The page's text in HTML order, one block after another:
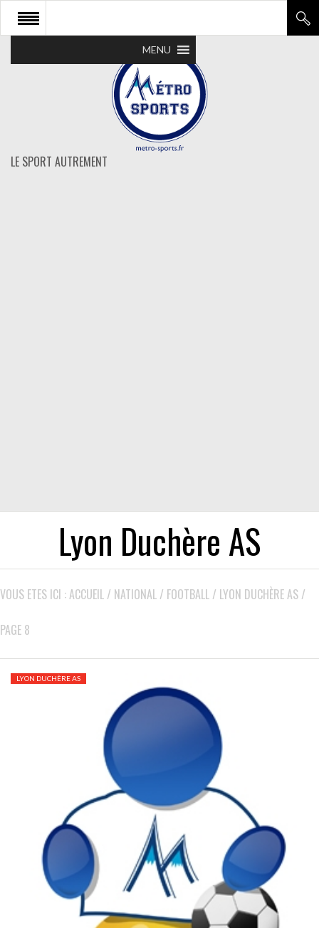
LE SPORT AUTREMENT
MENU
Lyon Duchère AS
VOUS ETES ICI : ACCUEIL / NATIONAL / FOOTBALL / LYON DUCHÈRE AS /
PAGE 8
LYON DUCHÈRE AS